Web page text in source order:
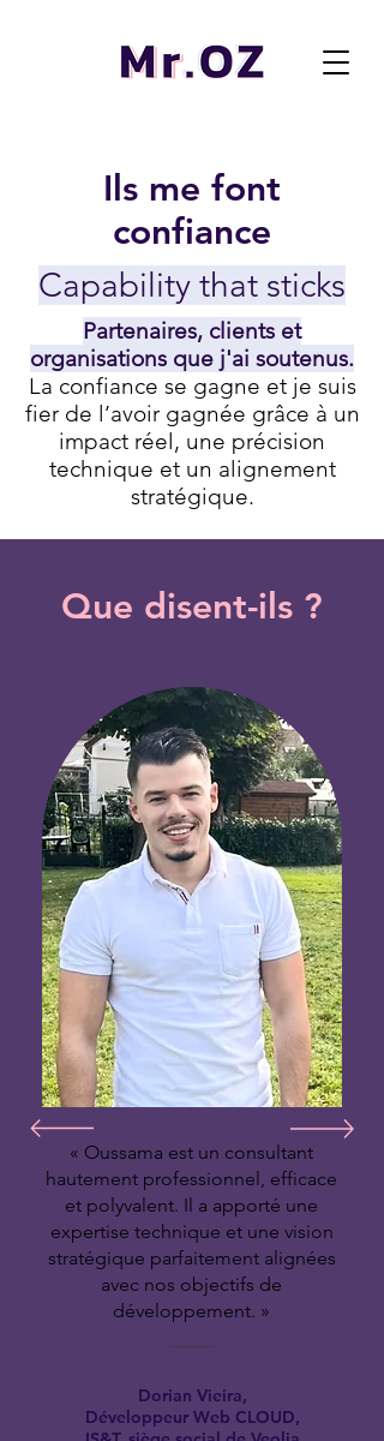
Ils me font
confiance
Capability that sticks
Partenaires, clients et
organisations que j'ai soutenus.
La confiance se gagne et je suis
fier de l’avoir gagnée grâce à un
impact réel, une précision
technique et un alignement
stratégique.
Que disent-ils ?
« Oussama est un consultant
hautement professionnel, efficace
et polyvalent. Il a apporté une
expertise technique et une vision
stratégique parfaitement alignées
avec nos objectifs de
développement. »
Dorian Vieira,
Développeur Web CLOUD,